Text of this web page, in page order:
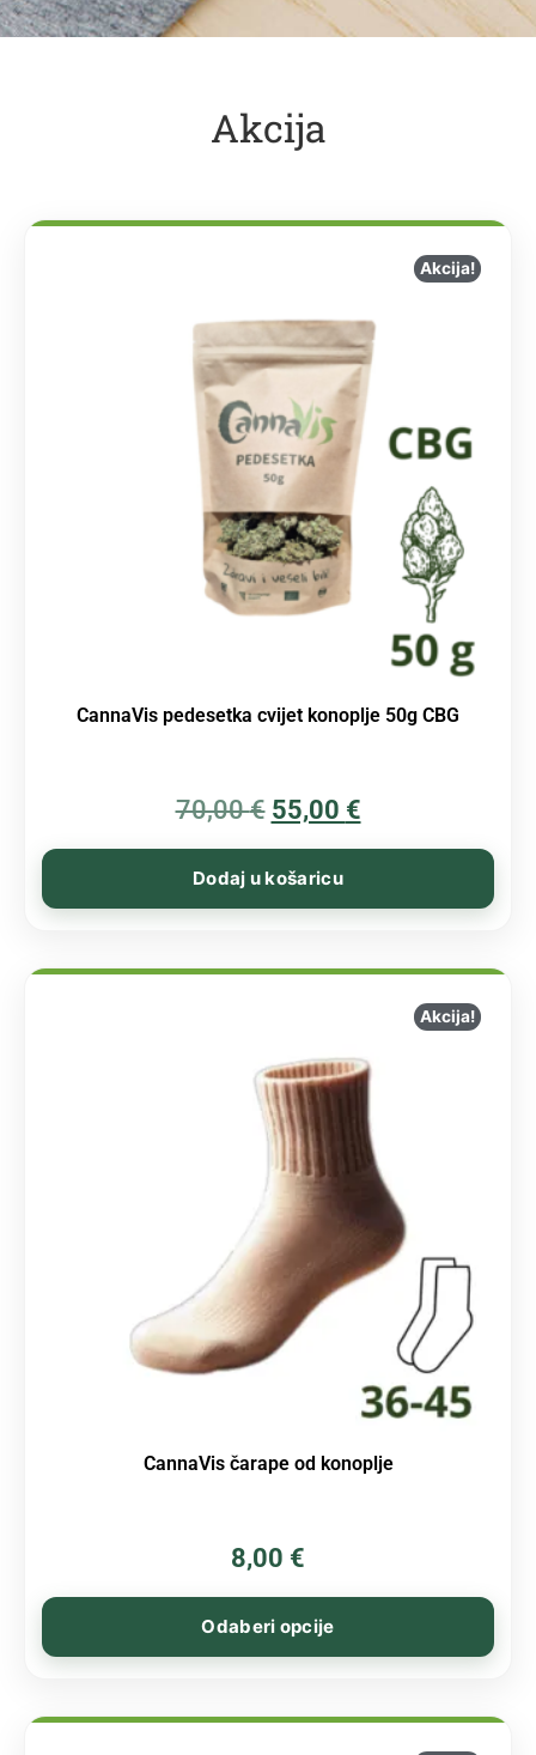
Akcija
Akcija!
CannaVis pedesetka cvijet konoplje 50g CBG
70,00€ 55,00 €
Dodaj u košaricu
Akcija!
CannaVis čarape od konoplje
8,00 €
Odaberi opcije